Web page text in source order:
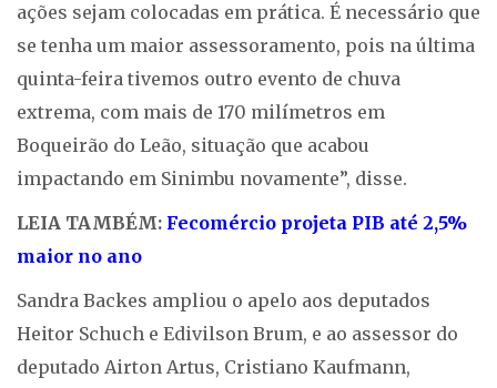
ações sejam colocadas em prática. É necessário que
se tenha um maior assessoramento, pois na última
quinta-feira tivemos outro evento de chuva
extrema, com mais de 170 milímetros em
Boqueirão do Leão, situação que acabou
impactando em Sinimbu novamente”, disse.
LEIA TAMBÉM: Fecomércio projeta PIB até 2,5%
maior no ano
Sandra Backes ampliou o apelo aos deputados
Heitor Schuch e Edivilson Brum, e ao assessor do
deputado Airton Artus, Cristiano Kaufmann,